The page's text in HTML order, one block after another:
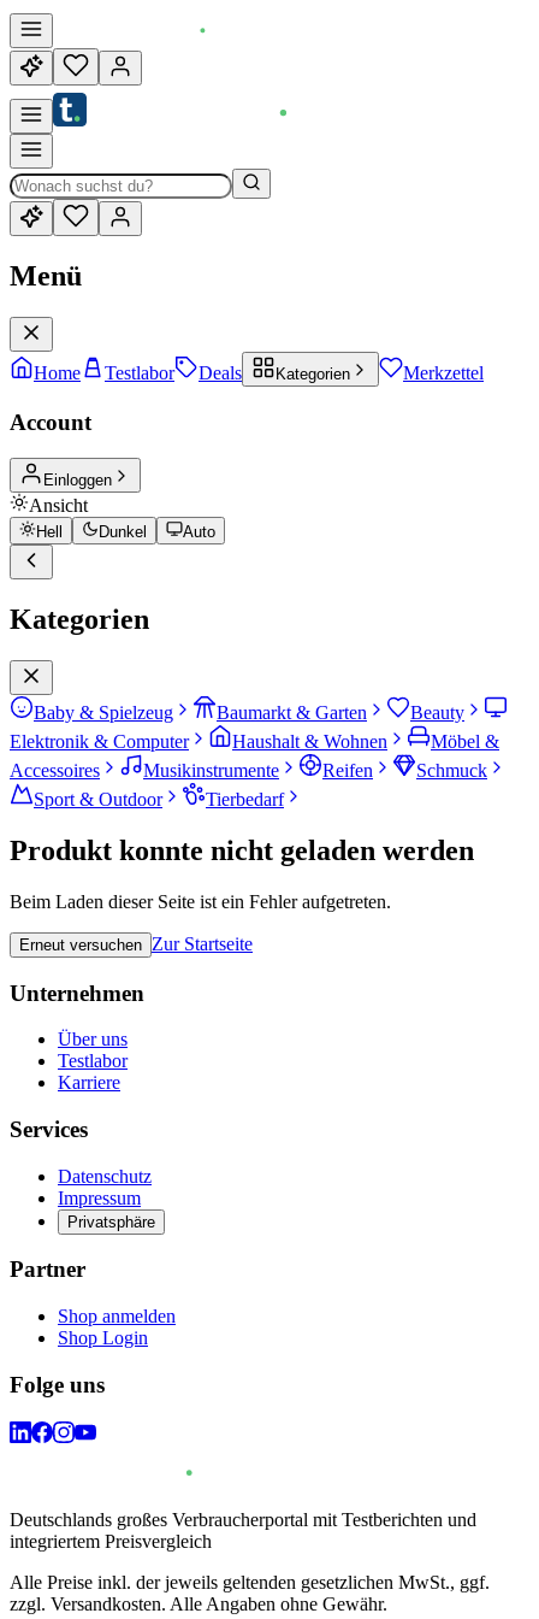
Menü
Home Testlabor Deals Kategorien Merkzettel
Account
Einloggen
Ansicht
Hell Dunkel Auto
Kategorien
Baby & Spielzeug Baumarkt & Garten
Beauty
Elektronik & Computer
Haushalt & Wohnen
Möbel &
Accessoires
Musikinstrumente Reifen
Schmuck
Sport & Outdoor
Tierbedarf
Produkt konnte nicht geladen werden
Beim Laden dieser Seite ist ein Fehler aufgetreten.
Erneut versuchen Zur Startseite
Unternehmen
Über uns
Testlabor
Karriere
Services
Datenschutz
Impressum
Privatsphäre
Partner
Shop anmelden
Shop Login
Folge uns
Deutschlands großes Verbraucherportal mit Testberichten und
integriertem Preisvergleich
Alle Preise inkl. der jeweils geltenden gesetzlichen MwSt., ggf.
zzgl. Versandkosten. Alle Angaben ohne Gewähr.